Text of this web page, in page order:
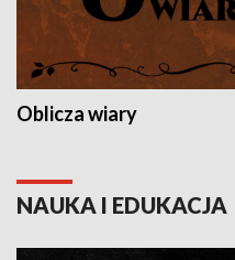
Oblicza wiary
NAUKA I EDUKACJA